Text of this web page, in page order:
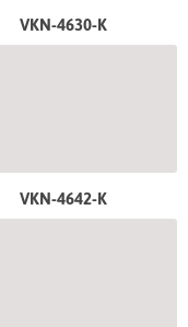
VKN-4630-K
VKN-4642-K